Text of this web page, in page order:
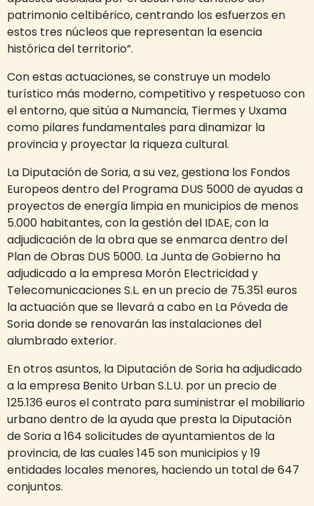
patrimonio celtibérico, centrando los esfuerzos en
estos tres núcleos que representan la esencia
histórica del territorio”.
Con estas actuaciones, se construye un modelo
turístico más moderno, competitivo y respetuoso con
el entorno, que sitúa a Numancia, Tiermes y Uxama
como pilares fundamentales para dinamizar la
provincia y proyectar la riqueza cultural.
La Diputación de Soria, a su vez, gestiona los Fondos
Europeos dentro del Programa DUS 5000 de ayudas a
proyectos de energía limpia en municipios de menos
5.000 habitantes, con la gestión del IDAE, con la
adjudicación de la obra que se enmarca dentro del
Plan de Obras DUS 5000. La Junta de Gobierno ha
adjudicado a la empresa Morón Electricidad y
Telecomunicaciones S.L. en un precio de 75.351 euros
la actuación que se llevará a cabo en La Póveda de
Soria donde se renovarán las instalaciones del
alumbrado exterior.
En otros asuntos, la Diputación de Soria ha adjudicado
a la empresa Benito Urban S.L.U. por un precio de
125.136 euros el contrato para suministrar el mobiliario
urbano dentro de la ayuda que presta la Diputación
de Soria a 164 solicitudes de ayuntamientos de la
provincia, de las cuales 145 son municipios y 19
entidades locales menores, haciendo un total de 647
conjuntos.